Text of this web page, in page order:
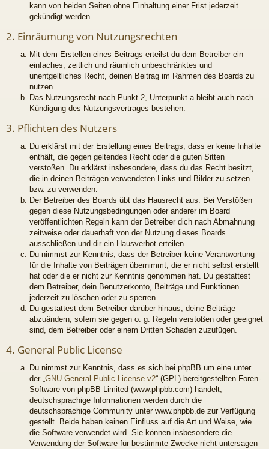
kann von beiden Seiten ohne Einhaltung einer Frist jederzeit
gekündigt werden.
2. Einräumung von Nutzungsrechten
Mit dem Erstellen eines Beitrags erteilst du dem Betreiber ein
einfaches, zeitlich und räumlich unbeschränktes und
unentgeltliches Recht, deinen Beitrag im Rahmen des Boards zu
nutzen.
Das Nutzungsrecht nach Punkt 2, Unterpunkt a bleibt auch nach
Kündigung des Nutzungsvertrages bestehen.
3. Pflichten des Nutzers
Du erklärst mit der Erstellung eines Beitrags, dass er keine Inhalte
enthält, die gegen geltendes Recht oder die guten Sitten
verstoßen. Du erklärst insbesondere, dass du das Recht besitzt,
die in deinen Beiträgen verwendeten Links und Bilder zu setzen
bzw. zu verwenden.
Der Betreiber des Boards übt das Hausrecht aus. Bei Verstößen
gegen diese Nutzungsbedingungen oder anderer im Board
veröffentlichten Regeln kann der Betreiber dich nach Abmahnung
zeitweise oder dauerhaft von der Nutzung dieses Boards
ausschließen und dir ein Hausverbot erteilen.
Du nimmst zur Kenntnis, dass der Betreiber keine Verantwortung
für die Inhalte von Beiträgen übernimmt, die er nicht selbst erstellt
hat oder die er nicht zur Kenntnis genommen hat. Du gestattest
dem Betreiber, dein Benutzerkonto, Beiträge und Funktionen
jederzeit zu löschen oder zu sperren.
Du gestattest dem Betreiber darüber hinaus, deine Beiträge
abzuändern, sofern sie gegen o. g. Regeln verstoßen oder geeignet
sind, dem Betreiber oder einem Dritten Schaden zuzufügen.
4. General Public License
Du nimmst zur Kenntnis, dass es sich bei phpBB um eine unter
der „GNU General Public License v2“ (GPL) bereitgestellten Foren-
Software von phpBB Limited (www.phpbb.com) handelt;
deutschsprachige Informationen werden durch die
deutschsprachige Community unter www.phpbb.de zur Verfügung
gestellt. Beide haben keinen Einfluss auf die Art und Weise, wie
die Software verwendet wird. Sie können insbesondere die
Verwendung der Software für bestimmte Zwecke nicht untersagen